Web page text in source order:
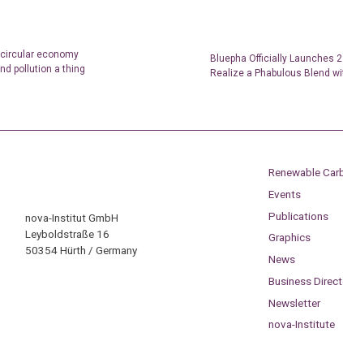
circular economy
pollution a thing
Bluepha Officially Launches
Realize a Phabulous Blend
nova-Institut GmbH
Leyboldstraße 16
50354 Hürth / Germany
Renewable
Events
Publications
Graphics
News
Business
Newsletter
nova-Institute